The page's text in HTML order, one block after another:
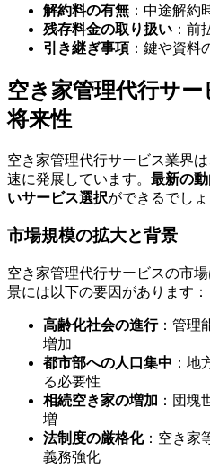
解約料の有無 ：中途解約
残存料金の取り扱い ：前
引き継ぎ事項 ：鍵や資料
空き家管理代行サー
将来性
空き家管理代行サービス業界
速に発展しています。 最新の
いサービス選択ができるでしょ
市場規模の拡大と背景
空き家管理代行サービスの市
景には以下の要因があります：
高齢化社会の進行：管理
増加
都市部への人口集中 ：地
る必要性
相続空き家の増加 ：団塊
増
法制度の厳格化：空き家
義務強化